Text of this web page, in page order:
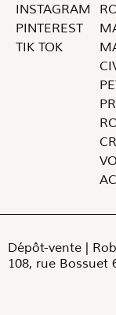
INSTAGRAM
PINTEREST
TIK TOK
Dépôt-vente |
108, rue Bossuet